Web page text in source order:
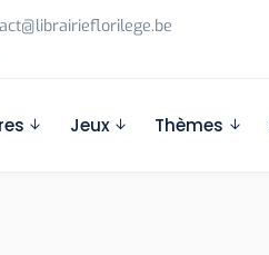
Jeux Thèmes